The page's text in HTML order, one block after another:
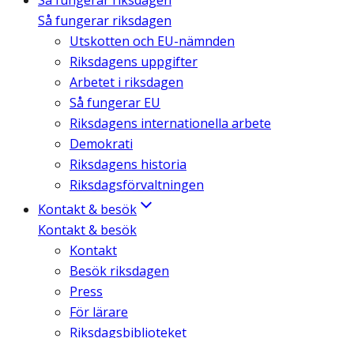
Så fungerar riksdagen
Utskotten och EU-nämnden
Riksdagens uppgifter
Arbetet i riksdagen
Så fungerar EU
Riksdagens internationella arbete
Demokrati
Riksdagens historia
Riksdagsförvaltningen
Kontakt & besök
Kontakt & besök
Kontakt
Besök riksdagen
Press
För lärare
Riksdagsbiblioteket